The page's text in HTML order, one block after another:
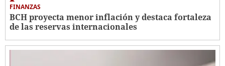
FINANZAS
BCH proyecta menor inflación y destaca fortaleza
de las reservas internacionales